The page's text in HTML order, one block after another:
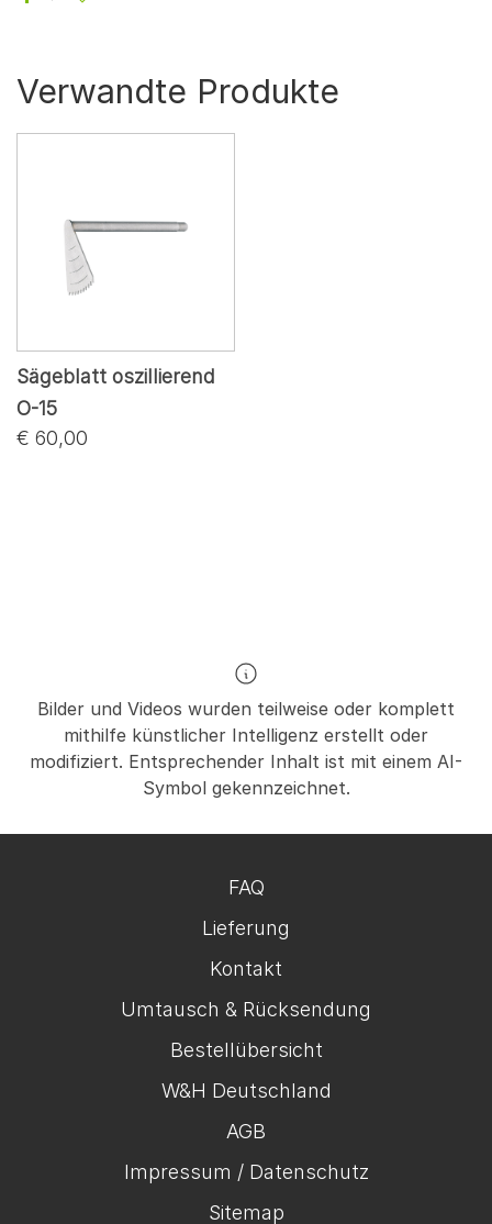
Verwandte Produkte
Sägeblatt oszillierend
O-15
€ 60,00
Bilder und Videos wurden teilweise oder komplett
mithilfe künstlicher Intelligenz erstellt oder
modifiziert. Entsprechender Inhalt ist mit einem AI-
Symbol gekennzeichnet.
FAQ
Lieferung
Kontakt
Umtausch & Rücksendung
Bestellübersicht
W&H Deutschland
AGB
Impressum / Datenschutz
Sitemap